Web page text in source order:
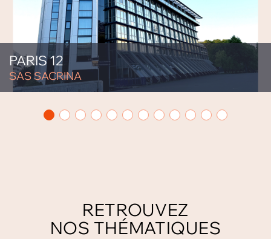
PARIS 12
SAS SACRINA
RETROUVEZ
NOS THÉMATIQUES